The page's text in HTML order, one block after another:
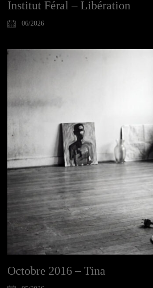
Institut Féral – Libération
06/2026
Octobre 2016 – Tina